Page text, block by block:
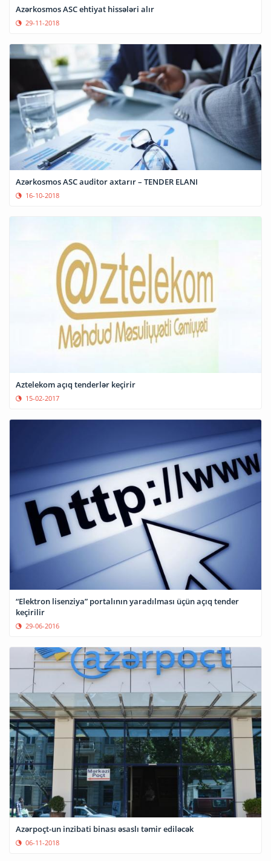
Azərkosmos ASC ehtiyat hissələri alır
29-11-2018
Azərkosmos ASC auditor axtarır – TENDER ELANI
16-10-2018
Aztelekom açıq tenderlər keçirir
15-02-2017
“Elektron lisenziya” portalının yaradılması üçün açıq tender
keçirilir
29-06-2016
Azərpoçt-un inzibati binası əsaslı təmir ediləcək
06-11-2018